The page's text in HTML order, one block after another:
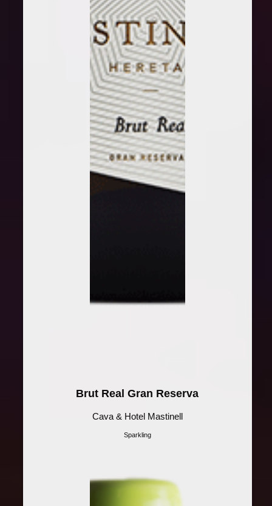
Brut Real Gran Reserva
Cava & Hotel Mastinell
Sparkling